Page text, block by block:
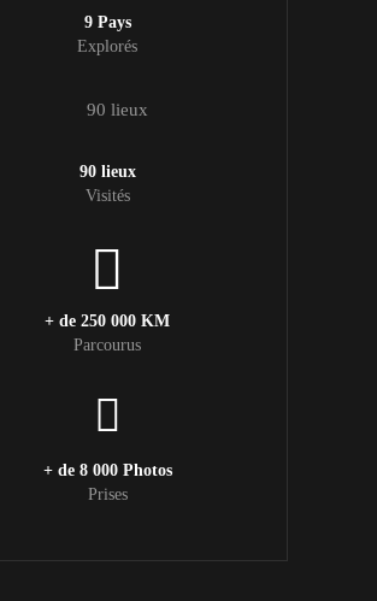
9 Pays
Explorés
90 lieux
Visités
+ de 250 000 KM
Parcourus
+ de 8 000 Photos
Prises